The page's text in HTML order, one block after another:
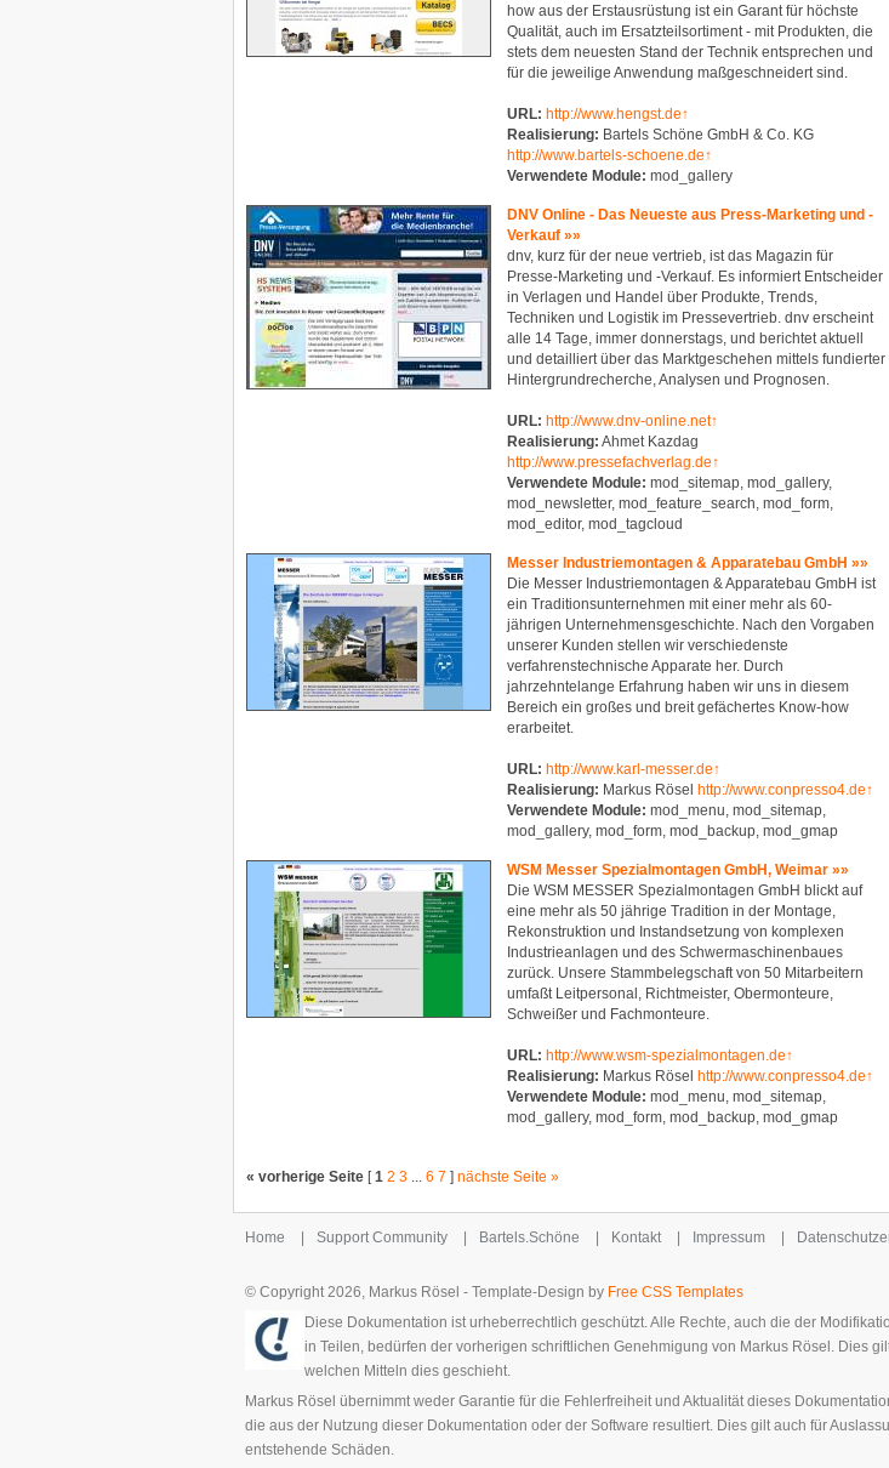
how aus der Erstausrüstung ist ein Garant für höchste
Qualität, auch im Ersatzteilsortiment - mit Produkten, die
stets dem neuesten Stand der Technik entsprechen und
für die jeweilige Anwendung maßgeschneidert sind.
URL: http://www.hengst.de↑
Realisierung: Bartels Schöne GmbH & Co. KG
http://www.bartels-schoene.de↑
Verwendete Module: mod_gallery
DNV Online - Das Neueste aus Press-Marketing und -
Verkauf »»
dnv, kurz für der neue vertrieb, ist das Magazin für
Presse-Marketing und -Verkauf. Es informiert Entscheider
in Verlagen und Handel über Produkte, Trends,
Techniken und Logistik im Pressevertrieb. dnv erscheint
alle 14 Tage, immer donnerstags, und berichtet aktuell
und detailliert über das Marktgeschehen mittels fundierter
Hintergrundrecherche, Analysen und Prognosen.
URL: http://www.dnv-online.net↑
Realisierung: Ahmet Kazdag
http://www.pressefachverlag.de↑
Verwendete Module: mod_sitemap, mod_gallery,
mod_newsletter, mod_feature_search, mod_form,
mod_editor, mod_tagcloud
Messer Industriemontagen & Apparatebau GmbH »»
Die Messer Industriemontagen & Apparatebau GmbH ist
ein Traditionsunternehmen mit einer mehr als 60-
jährigen Unternehmensgeschichte. Nach den Vorgaben
unserer Kunden stellen wir verschiedenste
verfahrenstechnische Apparate her. Durch
jahrzehntelange Erfahrung haben wir uns in diesem
Bereich ein großes und breit gefächertes Know-how
erarbeitet.
URL: http://www.karl-messer.de↑
Realisierung: Markus Rösel http://www.conpresso4.de↑
Verwendete Module: mod_menu, mod_sitemap,
mod_gallery, mod_form, mod_backup, mod_gmap
WSM Messer Spezialmontagen GmbH, Weimar »»
Die WSM MESSER Spezialmontagen GmbH blickt auf
eine mehr als 50 jährige Tradition in der Montage,
Rekonstruktion und Instandsetzung von komplexen
Industrieanlagen und des Schwermaschinenbaues
zurück. Unsere Stammbelegschaft von 50 Mitarbeitern
umfaßt Leitpersonal, Richtmeister, Obermonteure,
Schweißer und Fachmonteure.
URL: http://www.wsm-spezialmontagen.de↑
Realisierung: Markus Rösel http://www.conpresso4.de↑
Verwendete Module: mod_menu, mod_sitemap,
mod_gallery, mod_form, mod_backup, mod_gmap
« vorherige Seite [1 2 3 ... 6 7 ] nächste Seite »
Home Support Community Bartels.Schöne Kontakt Impressum
© Copyright 2026, Markus Rösel - Template-Design by Free CSS Templates
Diese Dokumentation ist urheberrechtlich geschützt. Alle Rechte, auch die der
in Teilen, bedürfen der vorherigen schriftlichen Genehmigung von Markus Rösel. Dies
welchen Mitteln dies geschieht.
Markus Rösel übernimmt weder Garantie für die Fehlerfreiheit und Aktualität dieses
die aus der Nutzung dieser Dokumentation oder der Software resultiert. Dies gilt auch für
entstehende Schäden.